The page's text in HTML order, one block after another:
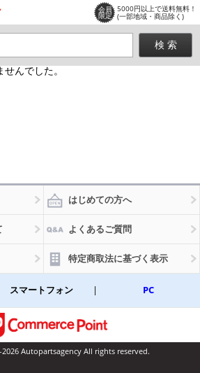
会員
限定
5000円以上で送料無料！
(一部地域・商品除く)
せんでした。
はじめての方へ
よくあるご質問
特定商取法に基づく表示
スマートフォン | PC
Autopartsagency All rights reserved.